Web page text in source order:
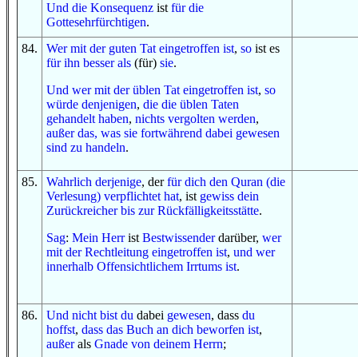
Und die Konsequenz ist fürdie
Gottesehrfürchtigen.
84. Wer mit der guten Tat eingetroffen ist, so ist es
für ihn besser als (für) sie.
Und wer mit der üblen Tat eingetroffen ist, so
würde denjenigen, die die üblen Taten
gehandelt haben, nichts vergolten werden,
außer das, was sie fortwährend dabei gewesen
sind zu handeln.
85. Wahrlich derjenige, derfür dich den Quran (die
Verlesung) verpflichtet hat, ist gewiss dein
Zurückreicher bis zur Rückfälligkeitsstätte.
Sag: Mein Herrist Bestwissenderdarüber, wer
mit der Rechtleitung eingetroffen ist, und wer
innerhalb Offensichtlichem Irrtums ist.
86. Und nicht bist du dabei gewesen, dass du
hoffst, dass das Buch an dich beworfen ist,
außerals Gnade von deinem Herrn;